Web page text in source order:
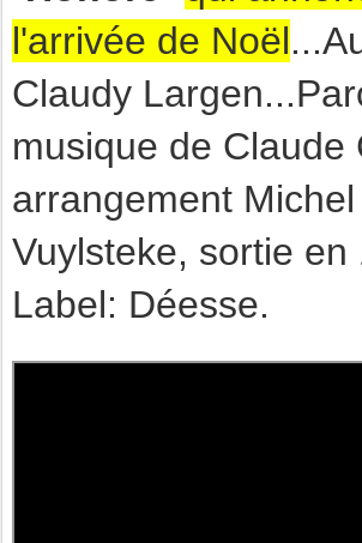
l'arrivée de Noël
Claudy
musique de Claude
arrangement Michel
Vuylsteke, sortie en
Label: Déesse.